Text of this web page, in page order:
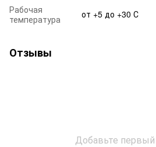
Рабочая
температура
от +5 до +30 С
Отзывы
Добавьте